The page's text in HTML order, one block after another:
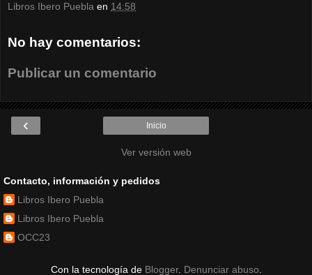
Libros Ibero Puebla en 14:58
No hay comentarios:
Publicar un comentario
‹ Inicio
Ver versión web
Contacto, información y pedidos
Libros Ibero Puebla
Libros Ibero Puebla
OCC23
Con la tecnología de Blogger. Denunciar abuso